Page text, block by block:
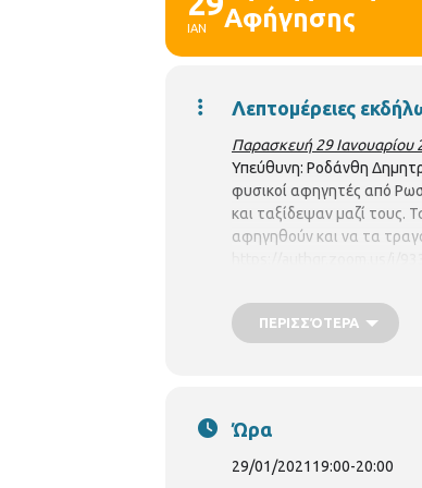
ΙΑΝ
Αφήγησης
Λεπτομέρειες
Παρασκευή 29 Ιανουαρίου
Υπεύθυνη: Ροδάνθη
φυσικοί αφηγητές από
και ταξίδεψαν μαζί τους.
αφηγηθούν και να τα
ΠΕΡΙΣΣΌΤΕΡΑ
Ώρα
29/01/2021 19:00-20:00